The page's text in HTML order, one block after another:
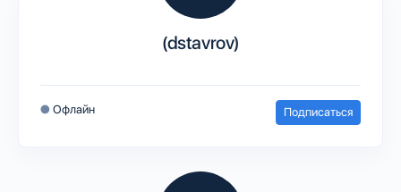
(dstavrov)
● Офлайн Подписаться